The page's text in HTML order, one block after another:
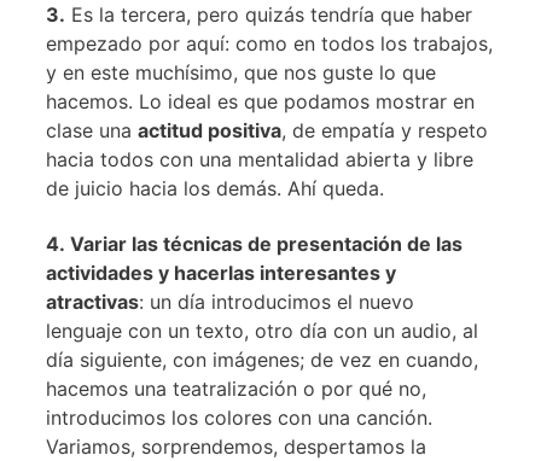
3. Es la tercera, pero quizás tendría que haber
empezado por aquí: como en todos los trabajos,
y en este muchísimo, que nos guste lo que
hacemos. Lo ideal es que podamos mostrar en
clase una actitud positiva, de empatía y respeto
hacia todos con una mentalidad abierta y libre
de juicio hacia los demás. Ahí queda.
4. Variar las técnicas de presentación de las
actividades y hacerlas interesantes y
atractivas: un día introducimos el nuevo
lenguaje con un texto, otro día con un audio, al
día siguiente, con imágenes; de vez en cuando,
hacemos una teatralización o por qué no,
introducimos los colores con una canción.
Variamos, sorprendemos, despertamos la